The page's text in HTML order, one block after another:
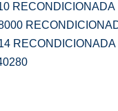
RECONDICIONADA
RECONDICIONADA